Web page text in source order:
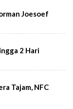
Joesoef
2 Hari
Tajam, NFC